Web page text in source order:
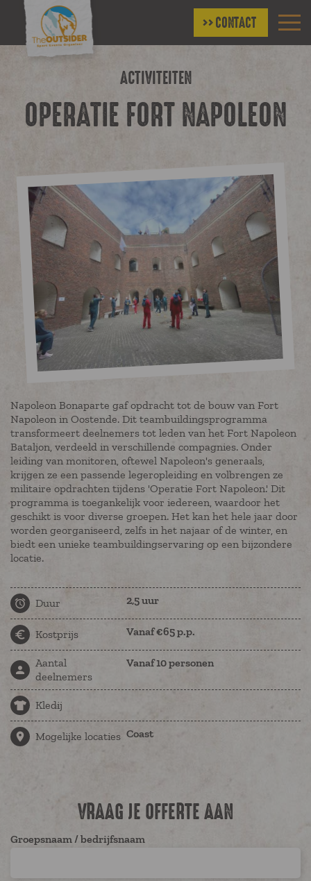
CONTACT
ACTIVITEITEN
OPERATIE FORT NAPOLEON
Napoleon Bonaparte gaf opdracht tot de bouw van Fort
Napoleon in Oostende. Dit teambuildingsprogramma
transformeert deelnemers tot leden van het Fort Napoleon
Bataljon, verdeeld in verschillende compagnies. Onder
leiding van monitoren, oftewel Napoleon's generaals,
krijgen ze een passende legeropleiding en volbrengen ze
militaire opdrachten tijdens 'Operatie Fort Napoleon.' Dit
programma is toegankelijk voor iedereen, waardoor het
geschikt is voor diverse groepen. Het kan het hele jaar door
worden georganiseerd, zelfs in het najaar of de winter, en
biedt een unieke teambuildingservaring op een bijzondere
locatie.
Duur 2,5 uur
Kostprijs Vanaf €65 p.p.
Aantal
deelnemers
Vanaf 10 personen
Kledij
Mogelijke locaties Coast
VRAAG JE OFFERTE AAN
Groepsnaam / bedrijfsnaam